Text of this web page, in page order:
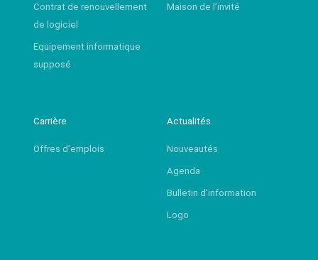
Contrat de renouvellement
de logiciel
Equipement informatique
supposé
Maison de l’invité
Carrière
Offres d’emplois
Actualités
Nouveautés
Agenda
Bulletin d'information
Logo